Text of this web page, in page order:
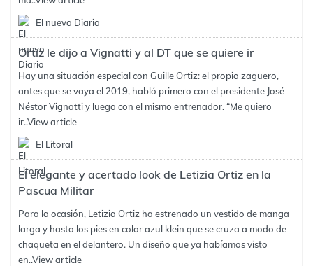
El nuevo Diario
Ortiz le dijo a Vignatti y al DT que se quiere ir
Hay una situación especial con Guille Ortiz: el propio zaguero,
antes que se vaya el 2019, habló primero con el presidente José
Néstor Vignatti y luego con el mismo entrenador. “Me quiero
ir..View article
El Litoral
El elegante y acertado look de Letizia Ortiz en la
Pascua Militar
Para la ocasión, Letizia Ortiz ha estrenado un vestido de manga
larga y hasta los pies en color azul klein que se cruza a modo de
chaqueta en el delantero. Un diseño que ya habíamos visto
en..View article